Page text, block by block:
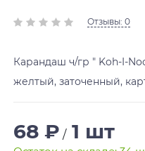
Отзывы: 0
Карандаш ч/гр " Koh-I-
желтый, заточенный,
68 ₽ / 1 шт